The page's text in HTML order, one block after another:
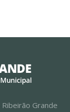
Grande